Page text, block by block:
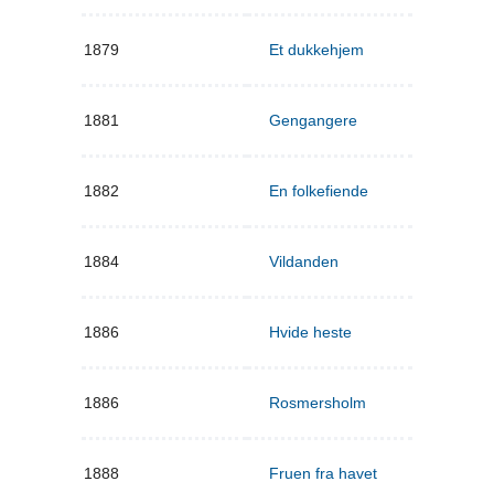
1879 Et dukkehjem
1881 Gengangere
1882 En folkefiende
1884 Vildanden
1886 Hvide heste
1886 Rosmersholm
1888 Fruen fra havet